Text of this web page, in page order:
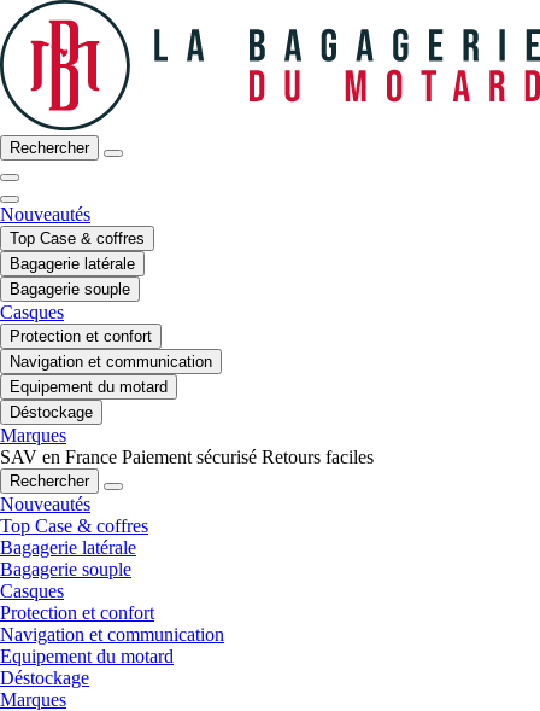
Rechercher
Nouveautés
Top Case & coffres
Bagagerie latérale
Bagagerie souple
Casques
Protection et confort
Navigation et communication
Equipement du motard
Déstockage
Marques
SAV en France Paiement sécurisé Retours faciles
Rechercher
Nouveautés
Top Case & coffres
Bagagerie latérale
Bagagerie souple
Casques
Protection et confort
Navigation et communication
Equipement du motard
Déstockage
Marques